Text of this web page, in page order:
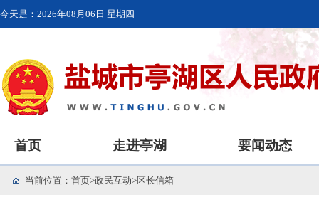
今天是： 2026年08月06日 星期四
首页 走进亭湖 要闻动态
当前位置： 首页>政民互动>区长信箱